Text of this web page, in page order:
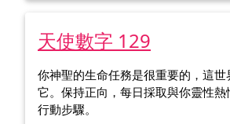
天使數字 129
你神聖的生命任務是很重要的，這世
它。保持正向，每日採取與你靈性熱
行動步驟。